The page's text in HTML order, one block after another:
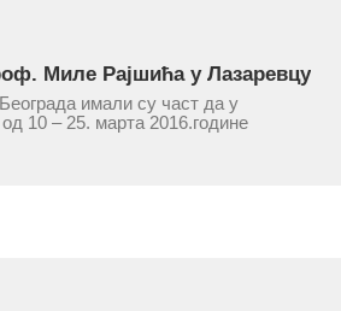
Миле Рајшића у Лазаревцу
имали су част да у
10 – 25. марта 2016.године